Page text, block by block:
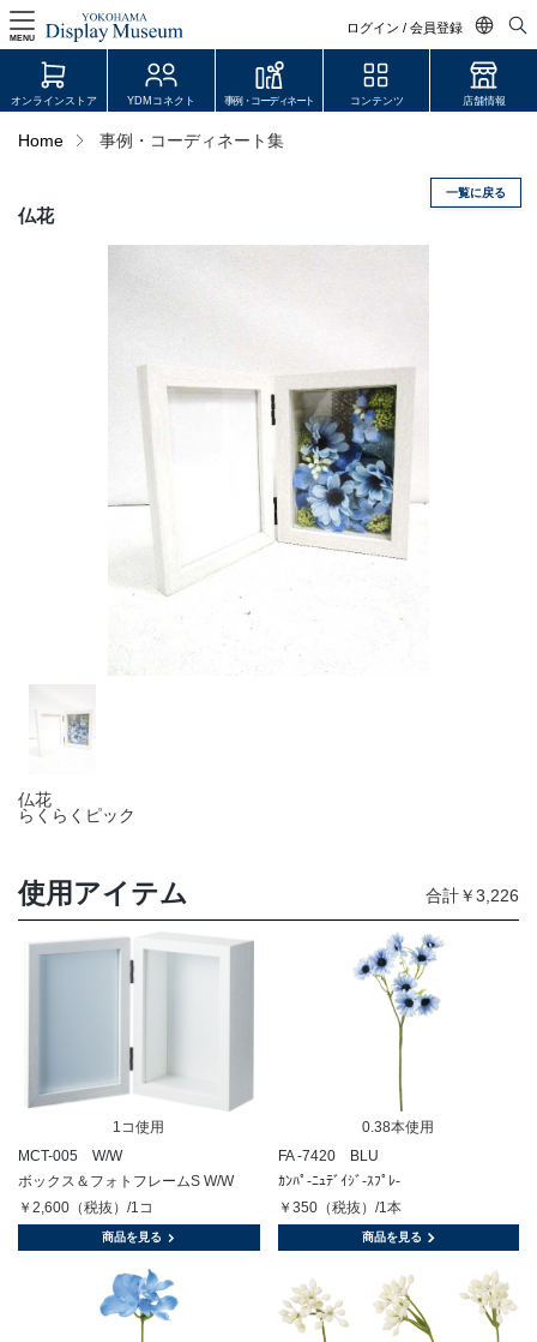
ログイン / 会員登録
日本語
MENU
ログイン・会員登録
オンラインストア
会員登録・取引申請
JDCA(ディスプレイスクール)
採用情報
お問い合わせ
プライバシーポリシー
OFFICIAL SNS
オンラインストア YDMコネクト 事例・コーディネート コンテンツ 店舗情報
Home 事例・コーディネート集
一覧に戻る
仏花
仏花
らくらくピック
使用アイテム 合計￥3,226
1コ使用
MCT-005 W/W
ボックス＆フォトフレームS W/W
￥2,600（税抜）/1コ
商品を見る
0.38本使用
FA -7420 BLU
ｶﾝﾊﾟ-ﾆｭﾃﾞｲｼﾞ-ｽﾌﾟﾚ-
￥350（税抜）/1本
商品を見る